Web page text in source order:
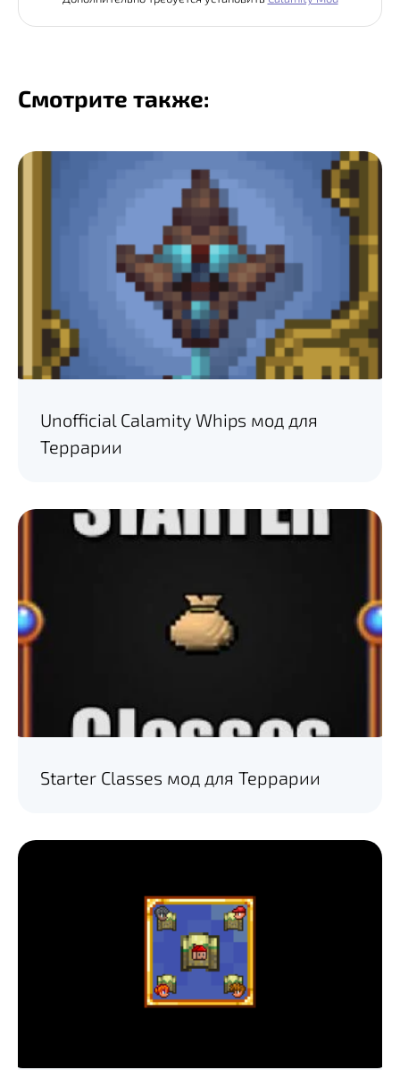
Смотрите также:
Unofficial Calamity Whips мод для
Террарии
Starter Classes мод для Террарии